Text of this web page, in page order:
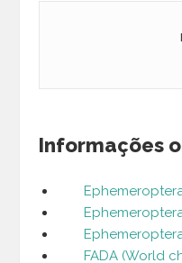
Informações
FADA (World